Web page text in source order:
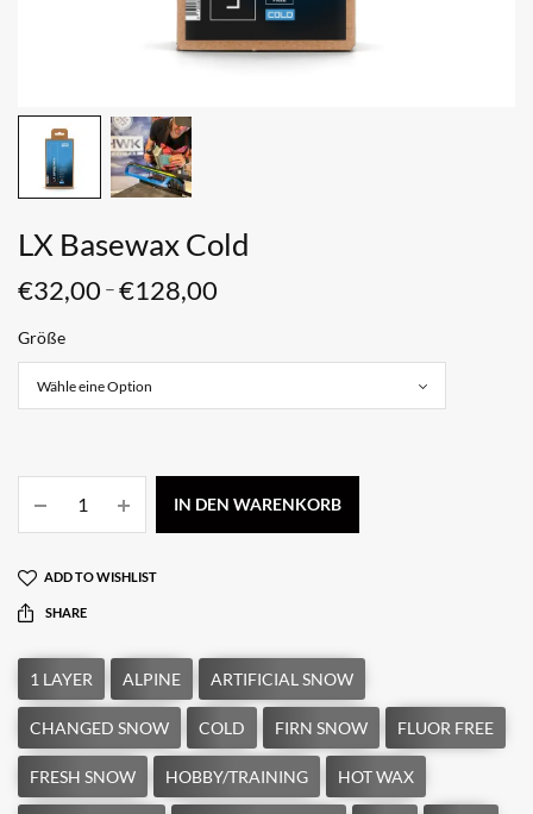
LX Basewax Cold
€32,00 –€128,00
Größe
IN DEN WARENKORB
ADD TO WISHLIST
SHARE